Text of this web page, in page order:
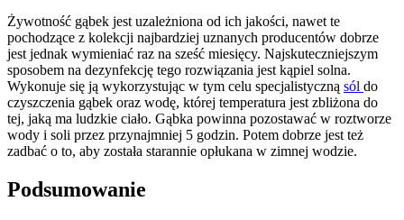
Żywotność gąbek jest uzależniona od ich jakości, nawet te
pochodzące z kolekcji najbardziej uznanych producentów dobrze
jest jednak wymieniać raz na sześć miesięcy. Najskuteczniejszym
sposobem na dezynfekcję tego rozwiązania jest kąpiel solna.
Wykonuje się ją wykorzystując w tym celu specjalistyczną sól do
czyszczenia gąbek oraz wodę, której temperatura jest zbliżona do
tej, jaką ma ludzkie ciało. Gąbka powinna pozostawać w roztworze
wody i soli przez przynajmniej 5 godzin. Potem dobrze jest też
zadbać o to, aby została starannie opłukana w zimnej wodzie.
Podsumowanie